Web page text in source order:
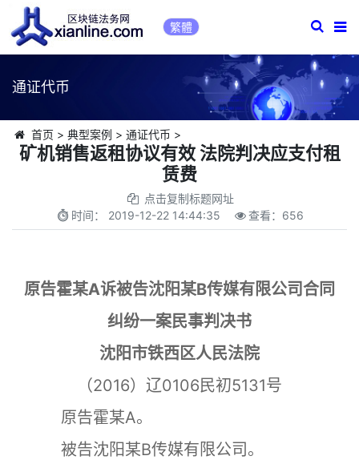
繁體
通证代币
首页 > 典型案例 > 通证代币 >
矿机销售返租协议有效 法院判决应支付租
赁费
点击复制标题网址
时间： 2019-12-22 14:44:35 查看： 656
原告霍某A诉被告沈阳某B传媒有限公司合同
纠纷一案民事判决书
沈阳市铁西区人民法院
（2016）辽0106民初5131号
原告霍某A。
被告沈阳某B传媒有限公司。